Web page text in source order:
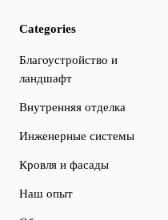
Categories
Благоустройство и
ландшафт
Внутренняя отделка
Инженерные системы
Кровля и фасады
Наш опыт